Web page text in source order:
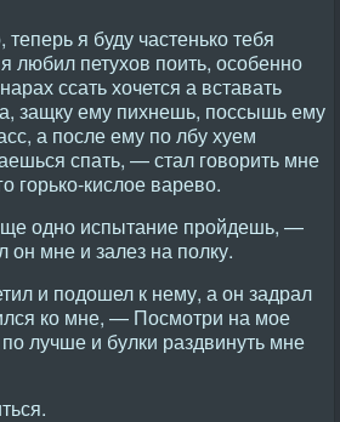
я буду частенько тебя
любил петухов поить, особенно
ссать хочется а вставать
защку ему пихнешь, поссышь ему
а после ему по лбу хуем
спать, — стал говорить мне
горько-кислое варево.
одно испытание пройдешь, —
он мне и залез на полку.
и подошел к нему, а он задрал
ко мне, — Посмотри на мое
лучше и булки раздвинуть мне